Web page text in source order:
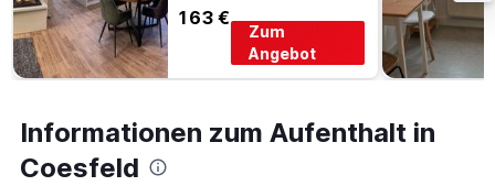
163 €
Zum
Angebot
Informationen zum Aufenthalt in
Coesfeld